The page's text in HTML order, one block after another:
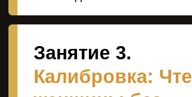
Занятие 7.
EQ в решении конфликтов: как
переводить ссоры в